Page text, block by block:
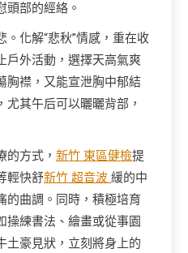
頭部的經絡。
化解“悲秋”情感，重在收
戶外活動，選擇天高氣爽
胸襟，又能宣泄胸中郁結
其午后可以曬曬背部，
的方式， 新竹 東區健檢提
輕快舒新竹 超音波 緩的中
的曲調。同時，積極培育
操練書法、繪畫或從事園
土豪見狀，立刻將身上的